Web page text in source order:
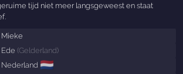
tijd niet meer langsgeweest en staat
Mieke
Ede (Gelderland)
Nederland 🇳🇱